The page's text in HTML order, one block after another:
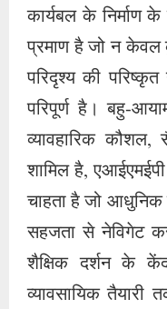
कार्यबल के निर्माण
प्रमाण है जो न केवल
परिदृश्य की
परिपूर्ण है। बहु-
व्यावहारिक
शामिल है, एआईएमईपी
चाहता है जो
सहजता से नेविगेट
शैक्षिक दर्शन के
व्यावसायिक तैयारी